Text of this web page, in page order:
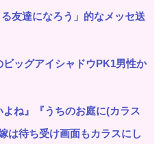
友達になろう」的なメッセ送
ビッグアイシャドウPK1男性か
よね』『うちのお庭に(カラス
は待ち受け画面もカラスにし